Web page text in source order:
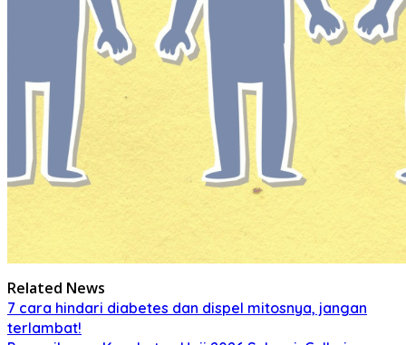
Related News
7 cara hindari diabetes dan dispel mitosnya, jangan
terlambat!